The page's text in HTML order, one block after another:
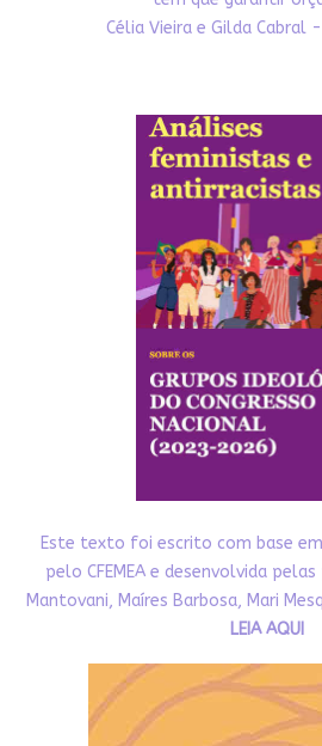
Célia Vieira e Gilda Cabral -
Este texto foi escrito com base
pelo CFEMEA e desenvolvida
Mantovani, Maíres Barbosa, Mari
LEIA AQUI